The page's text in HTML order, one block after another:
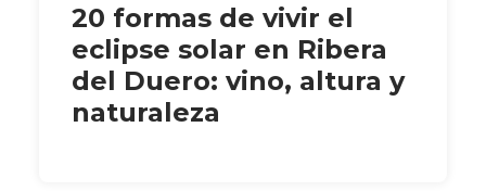
20 formas de vivir el
eclipse solar en Ribera
del Duero: vino, altura y
naturaleza